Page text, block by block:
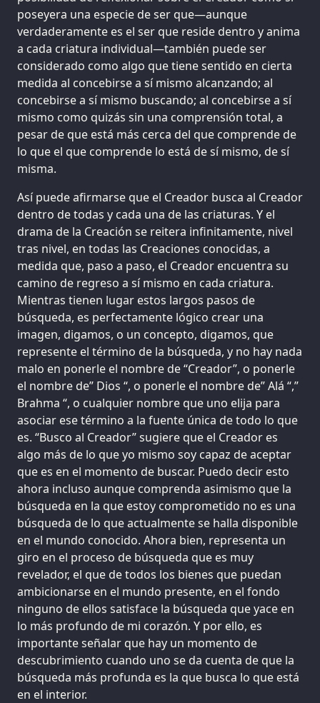
poseyera una especie de ser que—aunque
verdaderamente es el ser que reside dentro y anima
a cada criatura individual—también puede ser
considerado como algo que tiene sentido en cierta
medida al concebirse a sí mismo alcanzando; al
concebirse a sí mismo buscando; al concebirse a sí
mismo como quizás sin una comprensión total, a
pesar de que está más cerca del que comprende de
lo que el que comprende lo está de sí mismo, de sí
misma.
Así puede afirmarse que el Creador busca al Creador
dentro de todas y cada una de las criaturas. Y el
drama de la Creación se reitera infinitamente, nivel
tras nivel, en todas las Creaciones conocidas, a
medida que, paso a paso, el Creador encuentra su
camino de regreso a sí mismo en cada criatura.
Mientras tienen lugar estos largos pasos de
búsqueda, es perfectamente lógico crear una
imagen, digamos, o un concepto, digamos, que
represente el término de la búsqueda, y no hay nada
malo en ponerle el nombre de “Creador”, o ponerle
el nombre de” Dios “, o ponerle el nombre de” Alá “,”
Brahma “, o cualquier nombre que uno elija para
asociar ese término a la fuente única de todo lo que
es. “Busco al Creador” sugiere que el Creador es
algo más de lo que yo mismo soy capaz de aceptar
que es en el momento de buscar. Puedo decir esto
ahora incluso aunque comprenda asimismo que la
búsqueda en la que estoy comprometido no es una
búsqueda de lo que actualmente se halla disponible
en el mundo conocido. Ahora bien, representa un
giro en el proceso de búsqueda que es muy
revelador, el que de todos los bienes que puedan
ambicionarse en el mundo presente, en el fondo
ninguno de ellos satisface la búsqueda que yace en
lo más profundo de mi corazón. Y por ello, es
importante señalar que hay un momento de
descubrimiento cuando uno se da cuenta de que la
búsqueda más profunda es la que busca lo que está
en el interior.